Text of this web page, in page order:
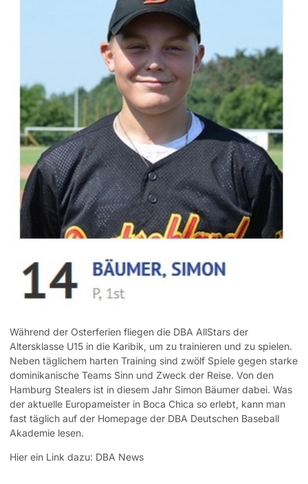
Während der Osterferien fliegen die DBA AllStars der
Altersklasse U15 in die Karibik, um zu trainieren und zu spielen.
Neben täglichem harten Training sind zwölf Spiele gegen starke
dominikanische Teams Sinn und Zweck der Reise. Von den
Hamburg Stealers ist in diesem Jahr Simon Bäumer dabei. Was
der aktuelle Europameister in Boca Chica so erlebt, kann man
fast täglich auf der Homepage der DBA Deutschen Baseball
Akademie lesen.
Hier ein Link dazu: DBA News